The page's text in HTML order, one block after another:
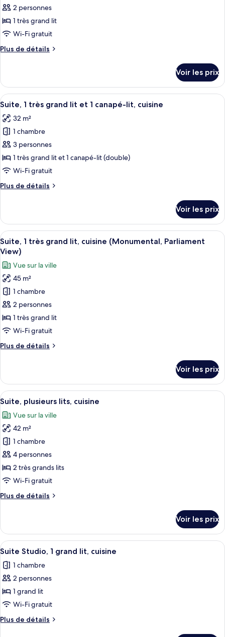
lit,
cuisine
ce
type
de
chambre :
Suite,
grand
lit,
cuisine
(Parliament
View)
2 personnes
1 très grand lit
Wi-Fi gratuit
Plus de détails
Plus
le
type
de
Suite,
grand
lit,
cuisine
(Parliament
View)
Voir les prix
Afficher
toutes
les
photos
pour
ce
type
chambre :
très
grand
lit
et
1
canapé-
lit,
cuisine
Une chambre d’hôtel moderne
8
Suite, 1 très grand lit et 1 canapé-lit, cuisine
32 m²
1 chambre
3 personnes
1 très grand lit et 1 canapé-lit (double)
Wi-Fi gratuit
Plus de détails
Plus
le
type
de
chambre
Suite,
très
grand
lit
et
canapé-
lit,
Voir les prix
Afficher
toutes
les
photos
pour
ce
type
de
chambre :
1
lit,
cuisine
(Monumental,
Parliament
View)
Une chambre moderne comprenant
7
Suite, 1 très grand lit, cuisine (Monumental, Parliament
View)
Vue sur la ville
45 m²
1 chambre
2 personnes
1 très grand lit
Wi-Fi gratuit
Plus de détails
Plus
le
type
de
chambre
Suite,
très
grand
lit,
cuisine
(Monumental,
Parliament
Voir les prix
Afficher
toutes
les
photos
pour
ce
type
de
chambre :
Suite,
cuisine
Un lit avec une literie blanche et des
9
Suite, plusieurs lits, cuisine
Vue sur la ville
42 m²
1 chambre
4 personnes
2 très grands lits
Wi-Fi gratuit
Plus de détails
Plus
le
type
de
Suite,
plusieurs
cuisine
Voir les prix
Afficher
toutes
les
photos
pour
ce
type
de
Une chambre d’hôtel moderne
8
Suite Studio, 1 grand lit, cuisine
1 chambre
2 personnes
1 grand lit
Wi-Fi gratuit
Plus de détails
Plus